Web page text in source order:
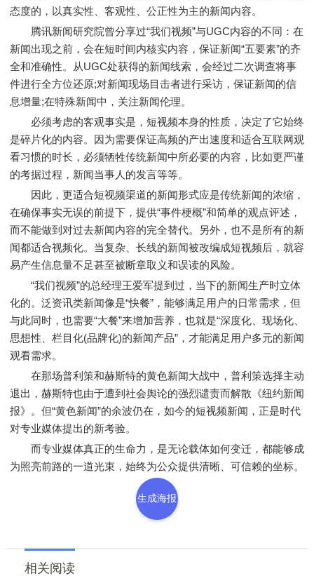
态度的，以真实性、客观性、公正性为主的新闻内容。
腾讯新闻研究院曾分享过“我们视频”与UGC内容的不同：在
新闻出现之前，会在短时间内核实内容，保证新闻“五要素”的齐
全和准确性。从UGC处获得的新闻线索，会经过二次调查将事
件进行全方位还原;对新闻现场目击者进行采访，保证新闻的信
息增量;在特殊新闻中，关注新闻伦理。
必须考虑的客观事实是，短视频本身的性质，决定了它始终
是碎片化的内容。因为需要保证高频的产出速度和适合互联网观
看习惯的时长，必须牺牲传统新闻中所必要的内容，比如更严谨
的考据过程，新闻当事人的发言等等。
因此，更适合短视频渠道的新闻形式应是传统新闻的浓缩，
在确保事实无误的前提下，提供“事件梗概”和简单的观点评述，
而不能做到对过去新闻内容的完全替代。另外，也不是所有的新
闻都适合视频化。当复杂、长线的新闻被改编成短视频后，就容
易产生信息量不足甚至被断章取义和误读的风险。
“我们视频”的总经理王爱军提到过，当下的新闻生产时立体
化的。泛资讯类新闻像是“快餐”，能够满足用户的日常需求，但
与此同时，也需要“大餐”来增加营养，也就是“深度化、现场化、
思想性、栏目化(品牌化)的新闻产品”，才能满足用户多元的新闻
观看需求。
在那场普利策和赫斯特的黄色新闻大战中，普利策选择主动
退出，赫斯特也由于遭到社会舆论的强烈谴责而解散《纽约新闻
报》。但“黄色新闻”的余波仍在，如今的短视频新闻，正是时代
对专业媒体提出的新考验。
而专业媒体真正的生命力，是无论载体如何变迁，都能够成
为照亮前路的一道光束，始终为公众提供清晰、可信赖的坐标。
生成海报
相关阅读